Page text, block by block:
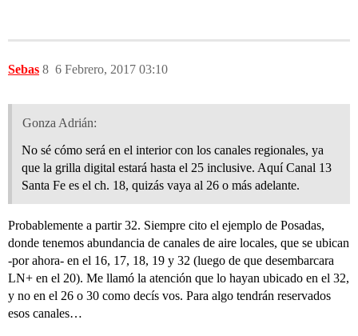
Sebas 6 Febrero, 2017 03:10
8
Gonza Adrián:
No sé cómo será en el interior con los canales regionales, ya
que la grilla digital estará hasta el 25 inclusive. Aquí Canal 13
Santa Fe es el ch. 18, quizás vaya al 26 o más adelante.
Probablemente a partir 32. Siempre cito el ejemplo de Posadas,
donde tenemos abundancia de canales de aire locales, que se ubican
-por ahora- en el 16, 17, 18, 19 y 32 (luego de que desembarcara
LN+ en el 20). Me llamó la atención que lo hayan ubicado en el 32,
y no en el 26 o 30 como decís vos. Para algo tendrán reservados
esos canales…